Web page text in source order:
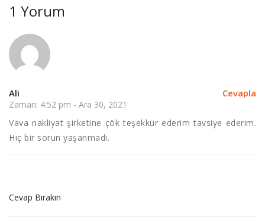
1 Yorum
Cevapla
Ali
Zaman: 4:52 pm - Ara 30, 2021
Vava nakliyat şirketine çök teşekkür ederim tavsiye ederim.
Hiç bir sorun yaşanmadı.
Cevap Bırakın